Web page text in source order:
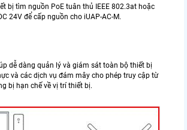
bị tìm nguồn PoE tuân thủ IEEE 802.3at hoặc
24V để cấp nguồn cho iUAP-AC-M.
dễ dàng quản lý và giám sát toàn bộ thiết bị
và các dịch vụ đám mây cho phép truy cập từ
bị hạn chế về vị trí thiết bị.